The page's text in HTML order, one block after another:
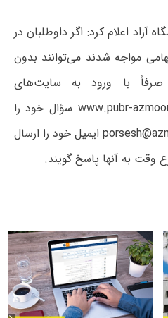
آزاد اعلام کرد: اگر داوطلبان در
مواجه شدند می‌توانند بدون
با ورود به سایت‌های
www.azmoon.org و www.pubr-azmoon.com سؤال خود را
مطرح و یا از طریق porsesh@azmoon.net ایمیل خود را ارسال
وقت به آنها پاسخ گویند.